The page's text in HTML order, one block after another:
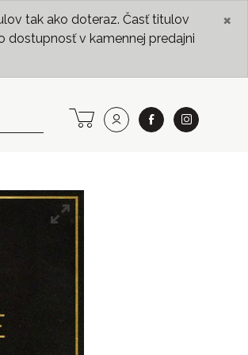
tak ako doteraz. Časť titulov
dostupnosť v kamennej predajni
×